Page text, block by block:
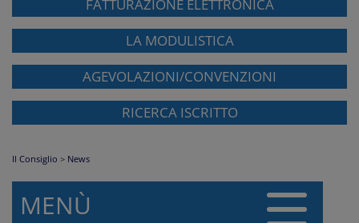
FATTURAZIONE ELETTRONICA
LA MODULISTICA
AGEVOLAZIONI/CONVENZIONI
RICERCA ISCRITTO
Il Consiglio > News
MENÙ